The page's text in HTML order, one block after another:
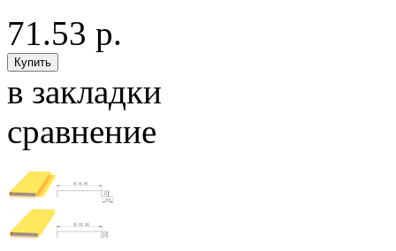
71.53 р.
в закладки
сравнение